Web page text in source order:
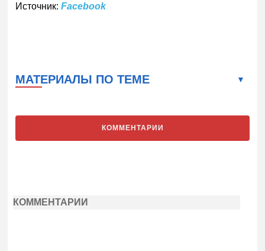
Источник:Facebook
МАТЕРИАЛЫ ПО ТЕМЕ
КОММЕНТАРИИ
КОММЕНТАРИИ